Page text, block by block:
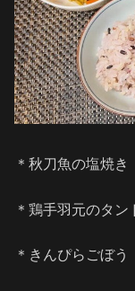
＊秋刀魚の塩焼き
＊鶏手羽元のタン
＊きんぴらごぼう